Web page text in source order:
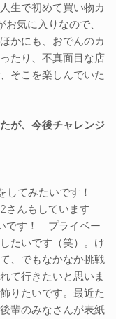
生で初めて買い物カ
気に入りなので、
かにも、おでんのカ
たり、不真面目な店
そこを楽しんでいた
が、今後チャレンジ
してみたいです！
さんもしています
です！ プライベー
たいです（笑）。け
、でもなかなか挑戦
て行きたいと思いま
りたいです。最近た
輩のみなさんが表紙